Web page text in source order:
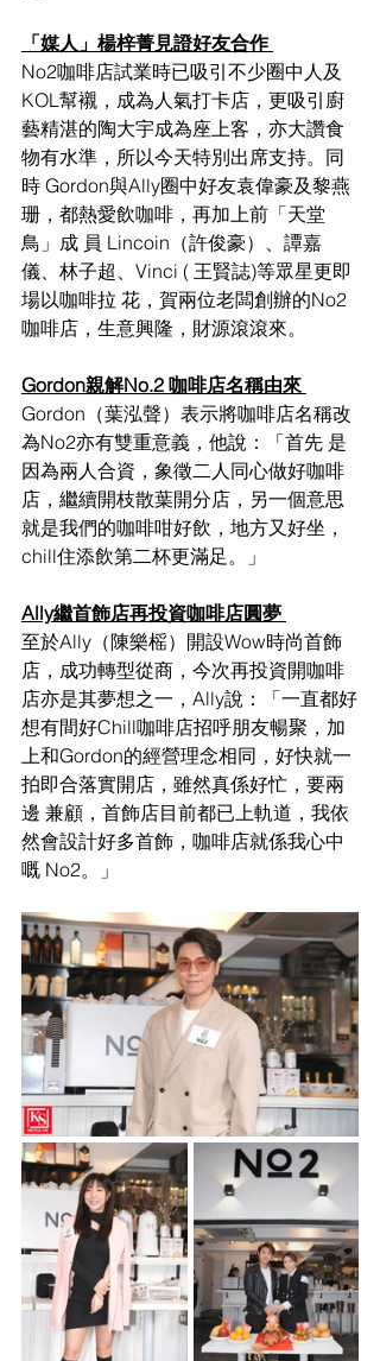
「媒人」楊梓菁見證好友合作
No2咖啡店試業時已吸引不少圈中人及
KOL幫襯，成為人氣打卡店，更吸引廚
藝精湛的陶大宇成為座上客，亦大讚食
物有水準，所以今天特別出席支持。同
時 Gordon與Ally圈中好友袁偉豪及黎燕
珊，都熱愛飲咖啡，再加上前「天堂
鳥」成 員 Lincoin（許俊豪）、譚嘉
儀、林子超、Vinci ( 王賢誌)等眾星更即
場以咖啡拉 花，賀兩位老闆創辦的No2
咖啡店，生意興隆，財源滾滾來。
Gordon親解No.2 咖啡店名稱由來
Gordon（葉泓聲）表示將咖啡店名稱改
為No2亦有雙重意義，他說：「首先 是
因為兩人合資，象徵二人同心做好咖啡
店，繼續開枝散葉開分店，另一個意思
就是我們的咖啡咁好飲，地方又好坐，
chill住添飲第二杯更滿足。」
Ally繼首飾店再投資咖啡店圓夢
至於Ally（陳樂榣）開設Wow時尚首飾
店，成功轉型從商，今次再投資開咖啡
店亦是其夢想之一，Ally說：「一直都好
想有間好Chill咖啡店招呼朋友暢聚，加
上和Gordon的經營理念相同，好快就一
拍即合落實開店，雖然真係好忙，要兩
邊 兼顧，首飾店目前都已上軌道，我依
然會設計好多首飾，咖啡店就係我心中
嘅 No2。」